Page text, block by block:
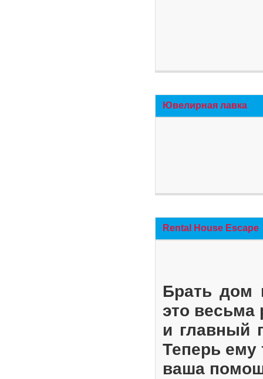
Ювелирная лавка
Rental House Escape
Брать дом
это весьма
и главный
Теперь ему
ваша